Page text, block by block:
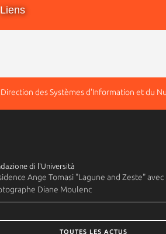
Liens
des Systèmes d'Information et du
di l'Università
Ange Tomasi "Lagune and Zeste" avec
Diane Moulenc
TOUTES LES ACTUS